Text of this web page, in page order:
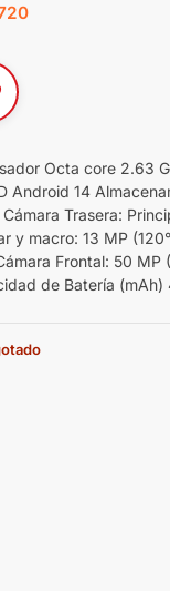
Octa core 2.63
Android 14
Cámara Trasera:
y macro: 13 MP
Frontal: 50 MP
de Batería (mAh)